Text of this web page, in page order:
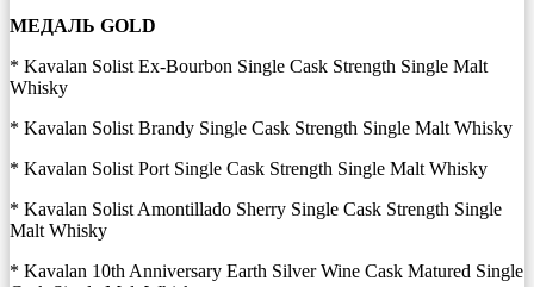
МЕДАЛЬ GOLD
* Kavalan Solist Ex-Bourbon Single Cask Strength Single Malt
Whisky
* Kavalan Solist Brandy Single Cask Strength Single Malt Whisky
* Kavalan Solist Port Single Cask Strength Single Malt Whisky
* Kavalan Solist Amontillado Sherry Single Cask Strength Single
Malt Whisky
* Kavalan 10th Anniversary Earth Silver Wine Cask Matured Single